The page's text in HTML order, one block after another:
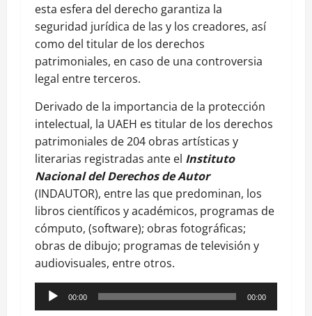
esta esfera del derecho garantiza la
seguridad jurídica de las y los creadores, así
como del titular de los derechos
patrimoniales, en caso de una controversia
legal entre terceros.
Derivado de la importancia de la protección
intelectual, la UAEH es titular de los derechos
patrimoniales de 204 obras artísticas y
literarias registradas ante el Instituto
Nacional del Derechos de Autor
(INDAUTOR), entre las que predominan, los
libros científicos y académicos, programas de
cómputo, (software); obras fotográficas;
obras de dibujo; programas de televisión y
audiovisuales, entre otros.
Reproductor
de
00:00 00:00